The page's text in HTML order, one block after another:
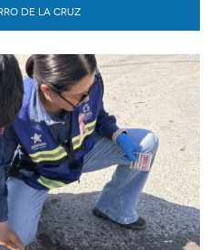
DE LA CRUZ